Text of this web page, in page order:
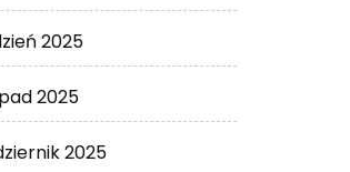
2025
2025
2025